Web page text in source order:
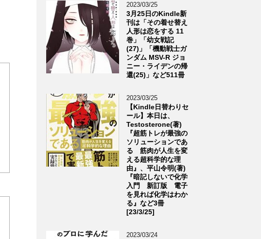
2023/03/25
3月25日のKindle新
刊は「その着せ替え
人形は恋をする 11
巻」「幼女戦記
(27)」「機動戦士ガ
ンダム MSV-R ジョ
ニー・ライデンの帰
還(25)」など511冊
2023/03/25
【Kindle日替わりセ
ール】本日は、
Testosterone(著)
『超筋トレが最強の
ソリューションであ
る 筋肉が人生を変
える超科学的な理
由』、平山令明(著)
『暗記しないで化学
入門 新訂版 電子
を見れば化学はわか
る』など3冊
[23/3/25]
2023/03/24